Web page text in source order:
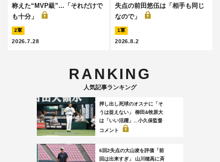
称えた“MVP級”...「それだけで
も十分」
2軍
2026.7.28
失点の前田悠伍は「相手も同じ
なので」
1軍
2026.8.2
RANKING
人気記事ランキング
押し出し死球のオスナに「そ
うは捉えない」 柳田&牧原大
は「いい活躍」...小久保監督
コメント
6回2失点の大山凌を評価「前
回は出来すぎ」 山川穂高に斉